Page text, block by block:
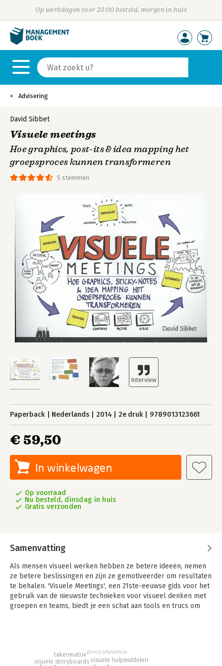
Op werkdagen voor 23:00 besteld, morgen in huis
Advisering
5 stemmen
David Sibbet
Visuele meetings
Hoe graphics, post-its & idea mapping het
groepsproces kunnen transformeren
Paperback Nederlands 2014 2e druk 9789013123661
€ 59,50
In winkelwagen
Op voorraad
Nu besteld, dinsdag in huis
Gratis verzonden
Samenvatting
Als mensen visueel werken hebben ze betere ideeën, nemen
ze betere beslissingen en zijn ze gemotiveerder om resultaten
te behalen. 'Visuele Meetings', een 21ste-eeuwse gids voor het
gebruik van de nieuwste technieken voor visueel denken met
groepen en teams, biedt je een schat aan tools en trucs om
idea mapping en andere technieken
- Geef betere presentaties zonder terug te vallen op
visuele storyboards
takenmatrix
visuele hulpmiddelen
groepsdynamica